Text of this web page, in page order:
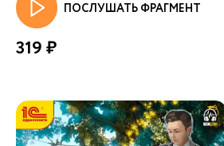
ПОСЛУШАТЬ ФРАГМЕНТ
319 ₽